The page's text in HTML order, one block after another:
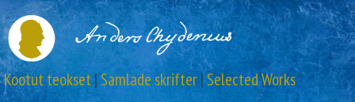
Kootut teokset|Samlade skrifter|Selected Works